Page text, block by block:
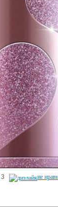
3 не